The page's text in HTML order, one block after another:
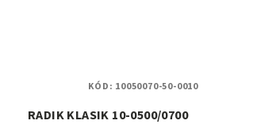
RADIK KLASIK 10-0500/0700
KÓD: 10050070-50-0010